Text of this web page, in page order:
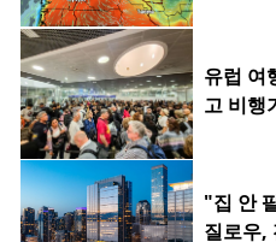
유럽 여
고 비행
"집 안
질로우,